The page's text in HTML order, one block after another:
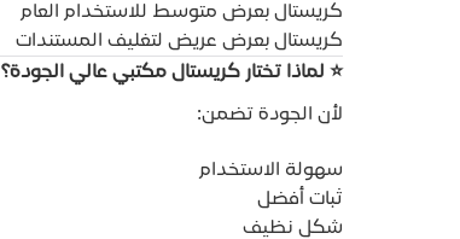
كريستال بعرض متوسط للاستخدام العام
كريستال بعرض عريض لتغليف المستندات
⭐ لماذا تختار كريستال مكتبي عالي الجودة؟
لأن الجودة تضمن:
سهولة الاستخدام
ثبات أفضل
شكل نظيف